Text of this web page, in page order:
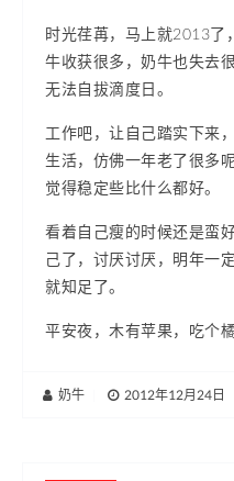
时光荏苒，马上就2013了
牛收获很多，奶牛也失去
无法自拔滴度日。
工作吧，让自己踏实下来
生活，仿佛一年老了很多
觉得稳定些比什么都好。
看着自己瘦的时候还是蛮
己了，讨厌讨厌，明年一
就知足了。
平安夜，木有苹果，吃个
奶牛 2012年12月24日